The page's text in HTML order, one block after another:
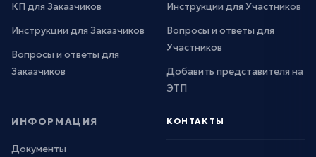
КП для Заказчиков
Инструкции для Заказчиков
Вопросы и ответы для
Заказчиков
Инструкции для Участников
Вопросы и ответы для
Участников
Добавить представителя на
ЭТП
ИНФОРМАЦИЯ
Документы
КОНТАКТЫ